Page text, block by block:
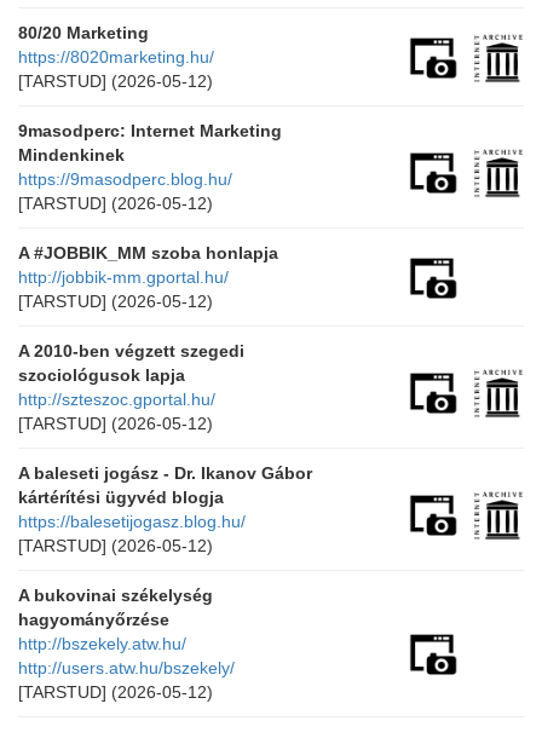
80/20 Marketing
https://8020marketing.hu/
[TARSTUD] (2026-05-12)
9masodperc: Internet Marketing
Mindenkinek
https://9masodperc.blog.hu/
[TARSTUD] (2026-05-12)
A #JOBBIK_MM szoba honlapja
http://jobbik-mm.gportal.hu/
[TARSTUD] (2026-05-12)
A 2010-ben végzett szegedi
szociológusok lapja
http://szteszoc.gportal.hu/
[TARSTUD] (2026-05-12)
A baleseti jogász - Dr. Ikanov Gábor
kártérítési ügyvéd blogja
https://balesetijogasz.blog.hu/
[TARSTUD] (2026-05-12)
A bukovinai székelység
hagyományőrzése
http://bszekely.atw.hu/
http://users.atw.hu/bszekely/
[TARSTUD] (2026-05-12)